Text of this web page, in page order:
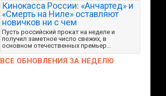
Кинокасса России: «Анчартед» и
«Смерть на Ниле» оставляют
новичков ни с чем
Пусть российский прокат на неделе и
получил заметное число свежих, в
основном отечественных премьер...
ВСЕ ОБНОВЛЕНИЯ ЗА НЕДЕЛЮ